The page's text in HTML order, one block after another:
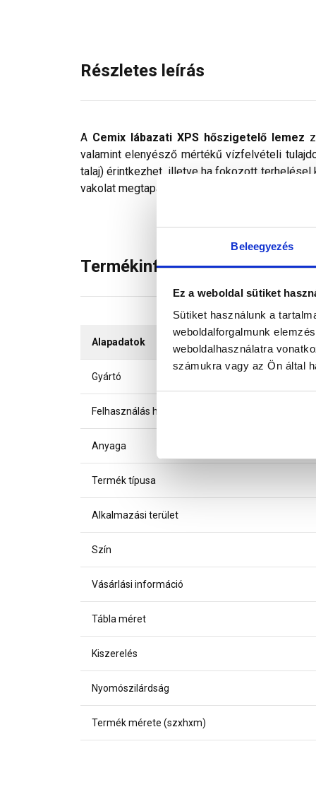
Beleegyezés
Ez a weboldal sütiket
Sütiket használunk a
weboldalforgalmunk
weboldalhasználatra
számukra vagy az Ön által
Részletes leírás
A Cemix lábazati XPS hőszigetelő lemez
valamint elenyésző mértékű vízfelvételi
talaj) érintkezhet, illetve ha fokozott
vakolat megtapadását. Jellemző
Termékinformáció
Alapadatok
Gyártó
Felhasználás helye
Anyaga
Termék típusa
Alkalmazási terület
Szín
Vásárlási információ
Tábla méret
Kiszerelés
Nyomószilárdság
Termék mérete (szxhxm)